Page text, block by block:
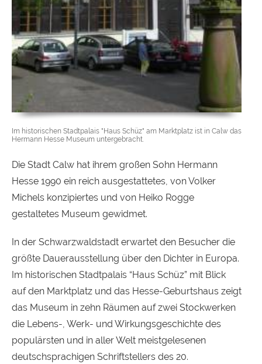
Im historischen Stadtpalais "Haus Schüz" am Marktplatz ist in Calw das
Hermann Hesse Museum untergebracht.
Die Stadt Calw hat ihrem großen Sohn Hermann
Hesse 1990 ein reich ausgestattetes, von Volker
Michels konzipiertes und von Heiko Rogge
gestaltetes Museum gewidmet.
In der Schwarzwaldstadt erwartet den Besucher die
größte Dauerausstellung über den Dichter in Europa.
Im historischen Stadtpalais “Haus Schüz” mit Blick
auf den Marktplatz und das Hesse-Geburtshaus zeigt
das Museum in zehn Räumen auf zwei Stockwerken
die Lebens-, Werk- und Wirkungsgeschichte des
populärsten und in aller Welt meistgelesenen
deutschsprachigen Schriftstellers des 20.